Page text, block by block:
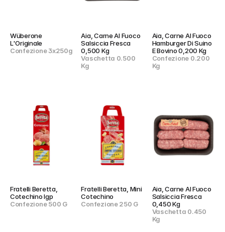
Wüberone
L'Originale
Confezione 3x250g
Aia, Carne Al Fuoco
Salsiccia Fresca
0,500 Kg
Vaschetta 0.500
Kg
Aia, Carne Al Fuoco
Hamburger Di Suino
E Bovino 0,200 Kg
Confezione 0.200
Kg
Fratelli Beretta,
Cotechino Igp
Confezione 500 G
Fratelli Beretta, Mini
Cotechino
Confezione 250 G
Aia, Carne Al Fuoco
Salsiccia Fresca
0,450 Kg
Vaschetta 0.450
Kg